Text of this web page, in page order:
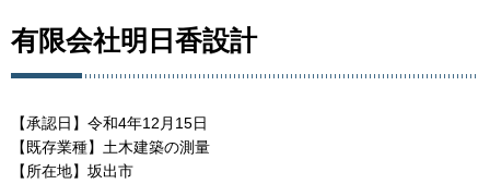
有限会社明日香設計
【承認日】令和4年12月15日
【既存業種】土木建築の測量
【所在地】坂出市